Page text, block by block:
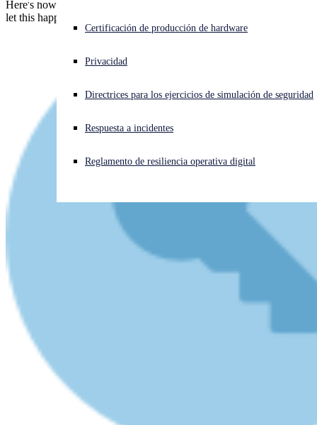
¿Está sufriendo un ciberataque? Obtenga ayuda ahora mismo
Open language switcher
Certificación de producción de hardware
Privacidad
Directrices para los ejercicios de simulación de seguridad
Respuesta a incidentes
Reglamento de resiliencia operativa digital
Here's how 144 recent attacks actually went down in real life. Don't
let this happen to you!